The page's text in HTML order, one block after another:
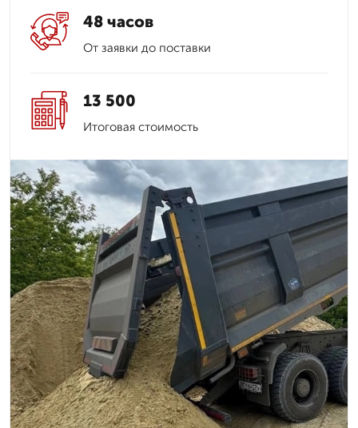
48 часов
От заявки до поставки
13 500
Итоговая стоимость